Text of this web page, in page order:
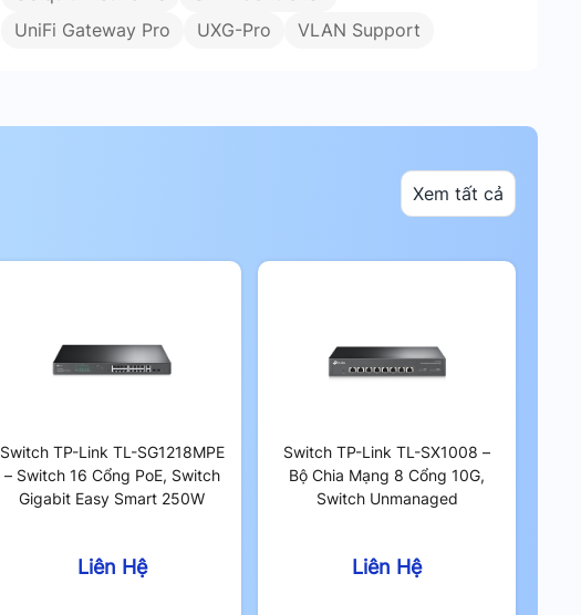
UniFi Gateway Pro
UXG-Pro VLAN Support
Xem tất cả
Switch TP-Link TL-SG1218MPE
– Switch 16 Cổng PoE, Switch
Gigabit Easy Smart 250W
Liên Hệ
Switch TP-Link TL-SX1008 –
Bộ Chia Mạng 8 Cổng 10G,
Switch Unmanaged
Liên Hệ